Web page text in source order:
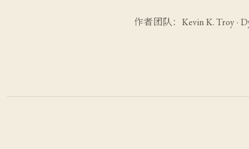
作者团队：Kevin K. Troy ·